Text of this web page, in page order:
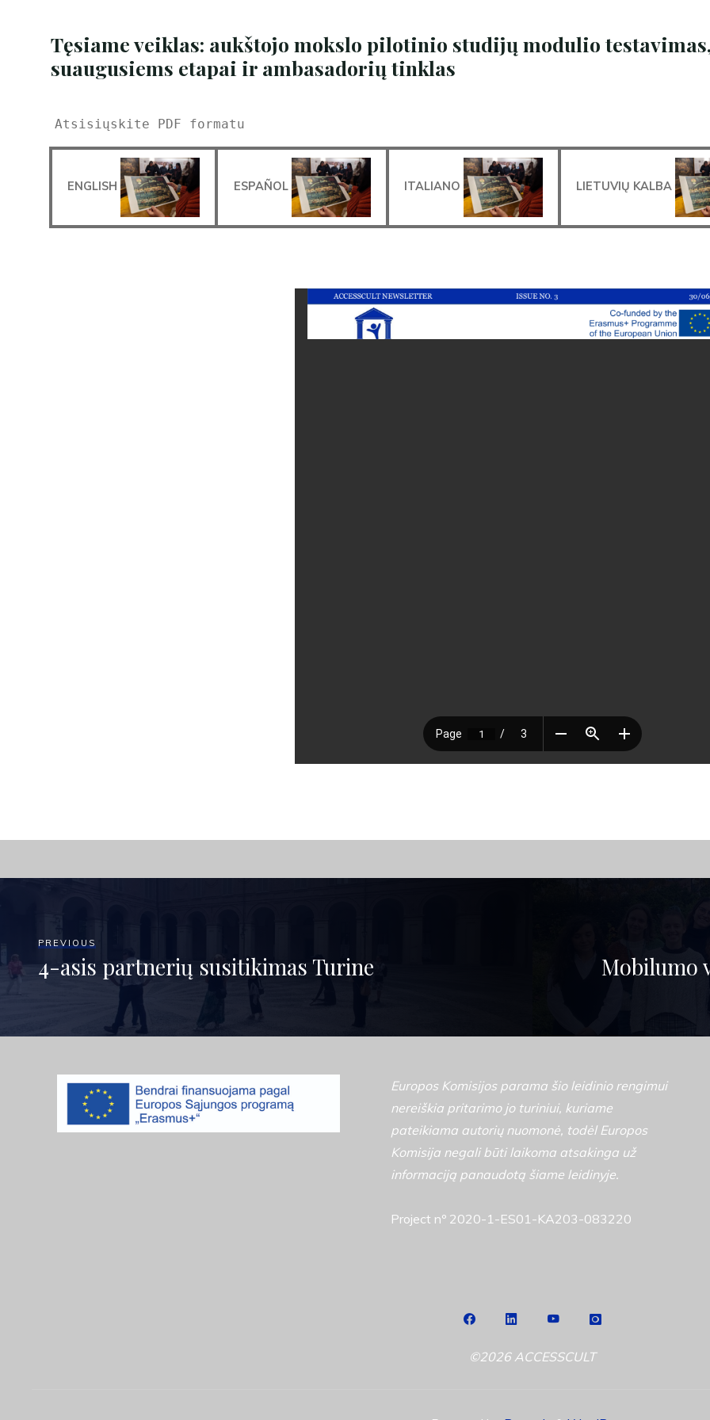
Tęsiame veiklas: aukštojo mokslo pilotinio studijų modulio
suaugusiems etapai ir ambasadorių tinklas
Atsisiųskite PDF formatu
ENGLISH ESPAÑOL ITALIANO LIETUVIŲ KALBA
PREVIOUS
4-asis partnerių susitikimas Turine Mobilumo
Europos Komisijos parama šio leidinio rengimui
nereiškia pritarimo jo turiniui, kuriame
pateikiama autorių nuomonė, todėl Europos
Komisija negali būti laikoma atsakinga už
informaciją panaudotą šiame leidinyje.
Project nº 2020-1-ES01-KA203-083220
©2026 ACCESSCULT